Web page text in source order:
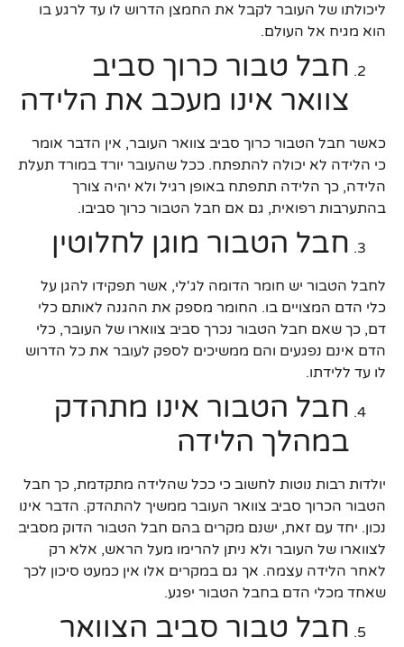
ליכולתו של העובר לקבל את החמצן הדרוש לו עד לרגע בו
הוא מגיח אל העולם.
חבל טבור כרוך סביב
צוואר אינו מעכב את הלידה
כאשר חבל הטבור כרוך סביב צוואר העובר, אין הדבר אומר
כי הלידה לא יכולה להתפתח. ככל שהעובר יורד במורד תעלת
הלידה, כך הלידה תתפתח באופן רגיל ולא יהיה צורך
בהתערבות רפואית, גם אם חבל הטבור כרוך סביבו.
חבל הטבור מוגן לחלוטין
לחבל הטבור יש חומר הדומה לג'לי, אשר תפקידו להגן על
כלי הדם המצויים בו. החומר מספק את ההגנה לאותם כלי
דם, כך שאם חבל הטבור נכרך סביב צווארו של העובר, כלי
הדם אינם נפגעים והם ממשיכים לספק לעובר את כל הדרוש
לו עד ללידתו.
חבל הטבור אינו מתהדק
במהלך הלידה
יולדות רבות נוטות לחשוב כי ככל שהלידה מתקדמת, כך חבל
הטבור הכרוך סביב צוואר העובר ממשיך להתהדק. הדבר אינו
נכון. יחד עם זאת, ישנם מקרים בהם חבל הטבור הדוק מסביב
לצווארו של העובר ולא ניתן להרימו מעל הראש, אלא רק
לאחר הלידה עצמה. אך גם במקרים אלו אין כמעט סיכון לכך
שאחד מכלי הדם בחבל הטבור יפגע.
חבל טבור סביב הצוואר